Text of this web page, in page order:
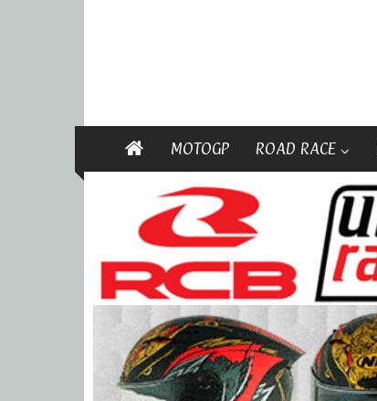
MOTOGP ROAD RACE